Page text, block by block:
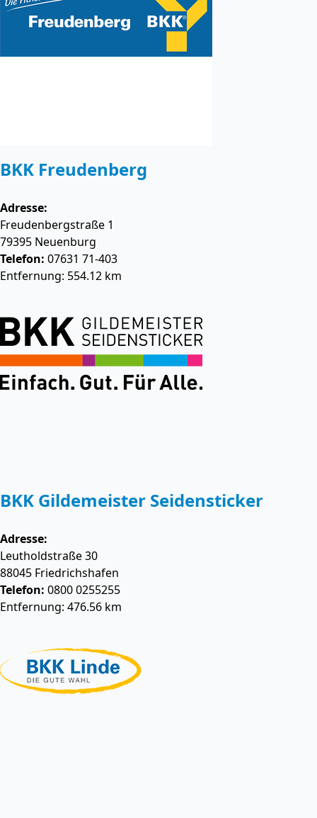
BKK Freudenberg
Adresse:
Freudenbergstraße 1
79395 Neuenburg
Telefon: 07631 71-403
Entfernung: 554.12 km
BKK Gildemeister Seidensticker
Adresse:
Leutholdstraße 30
88045 Friedrichshafen
Telefon: 0800 0255255
Entfernung: 476.56 km